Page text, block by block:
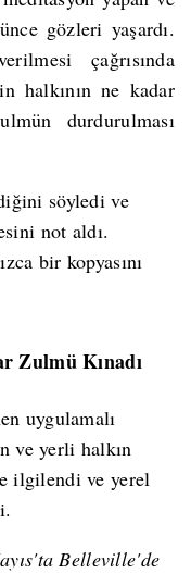
gözleri yaşardı.
çağrısında
halkının ne kadar
durdurulması
söyledi ve
not aldı.
bir kopyasını
Zulmü Kınadı
uygulamalı
ve yerli halkın
ilgilendi ve yerel
Belleville'de